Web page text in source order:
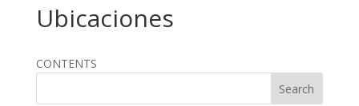
Ubicaciones
CONTENTS